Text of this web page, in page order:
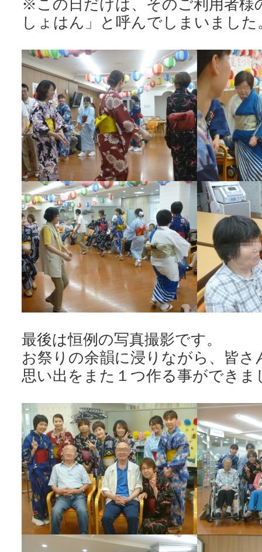
※この日だけは、そのご利用者様
しょはん」と呼んでしまいまし
最後は恒例の写真撮影です。
お祭りの余韻に浸りながら、皆
思い出をまた１つ作る事ができま